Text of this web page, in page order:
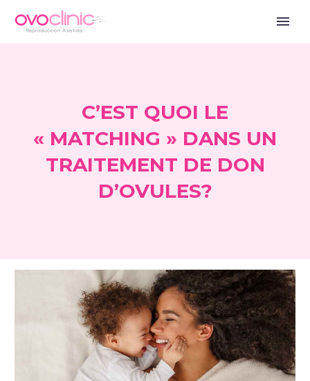
C’EST QUOI LE
« MATCHING » DANS UN
TRAITEMENT DE DON
D’OVULES?